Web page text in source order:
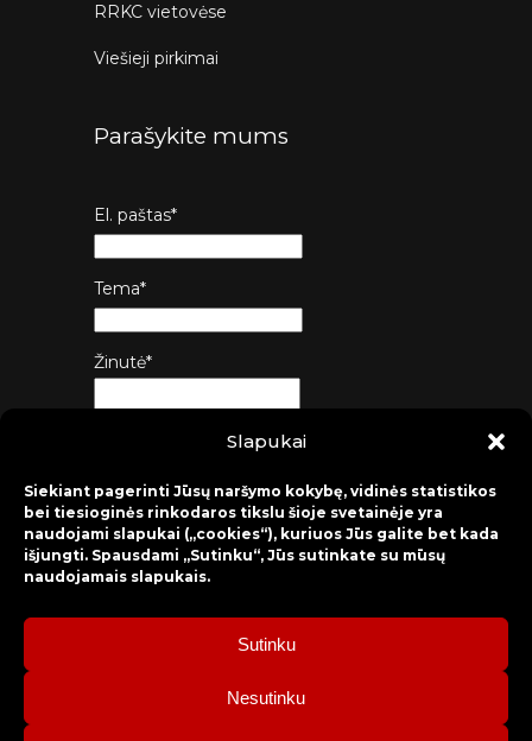
Slapukai
Siekiant pagerinti Jūsų naršymo kokybę, vidinės statistikos
bei tiesioginės rinkodaros tikslu šioje svetainėje yra
naudojami slapukai („cookies“), kuriuos Jūs galite bet kada
išjungti. Spausdami „Sutinku“, Jūs sutinkate su mūsų
naudojamais slapukais.
Sutinku
Nesutinku
RRKC vietovėse
Viešieji pirkimai
Parašykite mums
El. paštas*
Tema*
Žinutė*
2026 © Raseinių rajono kultūros centras